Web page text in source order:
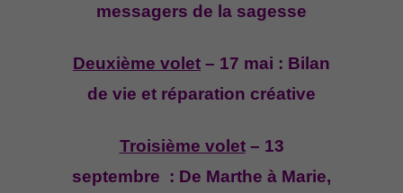
messagers de la sagesse
Deuxième volet – 17 mai : Bilan
de vie et réparation créative
Troisième volet– 13
septembre : De Marthe à Marie,